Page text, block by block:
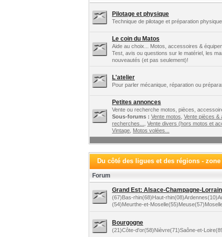
Pilotage et physique
Technique de pilotage et préparation
Le coin du Matos
Aide au choix... Motos, accessoires &
Test, avis ou questions sur le matériel, les
nouveautés (et pas seulement)!
L'atelier
Pour parler mécanique, réparation ou
Petites annonces
Vente ou recherche motos, pièces,
Sous-forums : Vente motos Vente pièces &
recherches...
Vente divers (hors motos et
Vintage, Motos volées...
Du côté des ligues et des régions -
Forum
Grand Est: Alsace-Champagne-
(67)Bas-rhin(68)Haut-
(54)Meurthe-et-
Bourgogne
(21)Côte-d'or(58)Nièvre(71)Saône-et-